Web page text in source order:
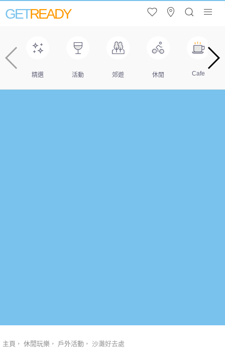
GETREADY
精選 活動 郊遊 休閒 Cafe
主頁 休閒玩樂 戶外活動 沙灘好去處